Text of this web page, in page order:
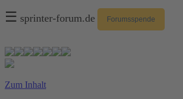
☰ sprinter-forum.de Forumsspende
Zum Inhalt